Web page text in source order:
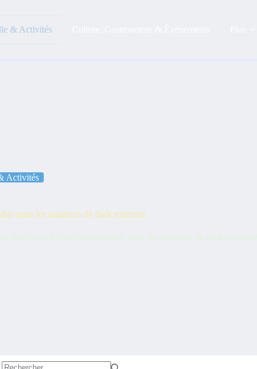
& Activités
Activités
pour les amateurs de dark tourisme
Hollywood Boulevard parfaite pour les amateurs de dark tourisme.